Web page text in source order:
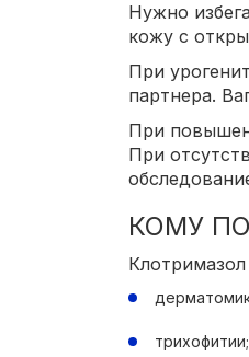
Нужно
кожу с
При
партнера.
При
При
КОМУ
трихофитии;